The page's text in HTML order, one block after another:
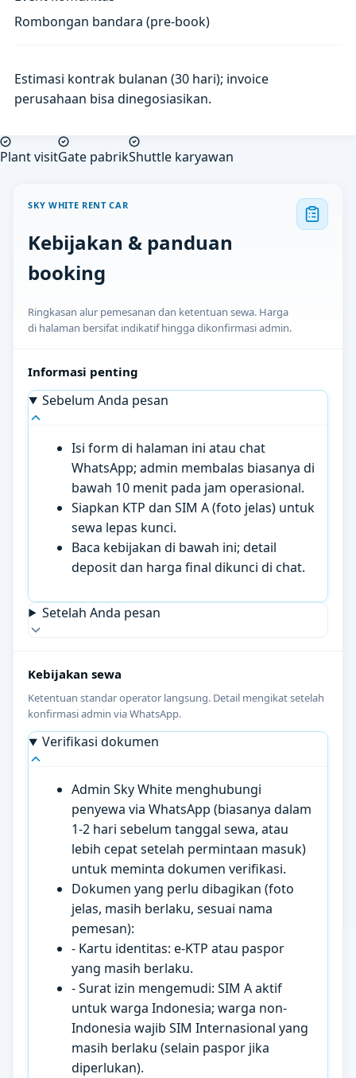
Rombongan bandara (pre-book)
Estimasi kontrak bulanan (30 hari); invoice
perusahaan bisa dinegosiasikan.
Plant visitGate pabrikShuttle karyawan
SKY WHITE RENT CAR
Kebijakan & panduan
booking
Ringkasan alur pemesanan dan ketentuan sewa. Harga
di halaman bersifat indikatif hingga dikonfirmasi admin.
Informasi penting
Sebelum Anda pesan
Isi form di halaman ini atau chat
WhatsApp; admin membalas biasanya di
bawah 10 menit pada jam operasional.
Siapkan KTP dan SIM A (foto jelas) untuk
sewa lepas kunci.
Baca kebijakan di bawah ini; detail
deposit dan harga final dikunci di chat.
Setelah Anda pesan
Kebijakan sewa
Ketentuan standar operator langsung. Detail mengikat setelah
konfirmasi admin via WhatsApp.
Verifikasi dokumen
Admin Sky White menghubungi
penyewa via WhatsApp (biasanya dalam
1-2 hari sebelum tanggal sewa, atau
lebih cepat setelah permintaan masuk)
untuk meminta dokumen verifikasi.
Dokumen yang perlu dibagikan (foto
jelas, masih berlaku, sesuai nama
pemesan):
- Kartu identitas: e-KTP atau paspor
yang masih berlaku.
- Surat izin mengemudi: SIM A aktif
untuk warga Indonesia; warga non-
Indonesia wajib SIM Internasional yang
masih berlaku (selain paspor jika
diperlukan).